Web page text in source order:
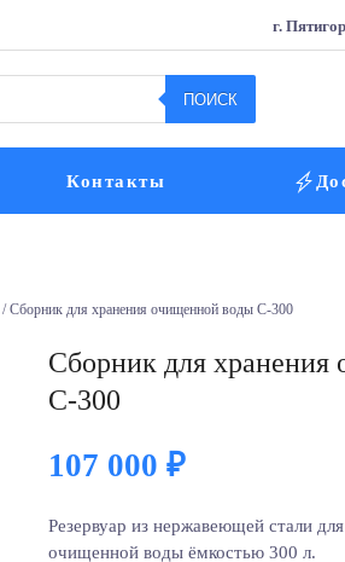
г.
ПОИСК
Контакты
/ Сборник для хранения очищенной воды С-300
Сборник для хранения
С-300
107 000 ₽
Резервуар из нержавеющей стали
очищенной воды ёмкостью 300 л.